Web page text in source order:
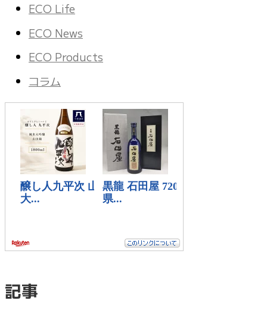
ECO Life
ECO News
ECO Products
コラム
記事